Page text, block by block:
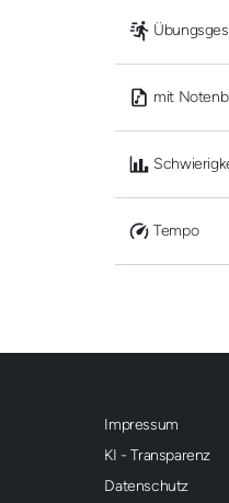
mit
Tempo
Impressum
KI - Transparenz
Datenschutz